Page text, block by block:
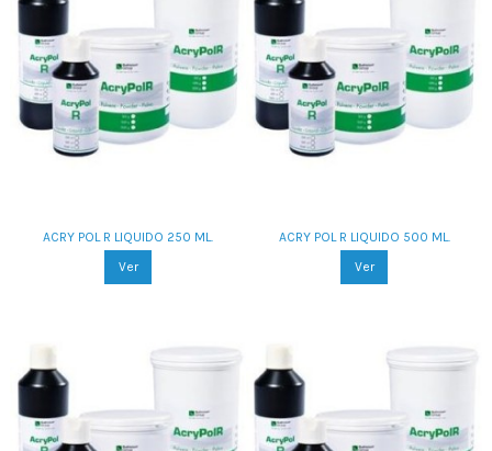
ACRY POL R LIQUIDO 250 ML.
Ver
ACRY POL R LIQUIDO 500 ML.
Ver